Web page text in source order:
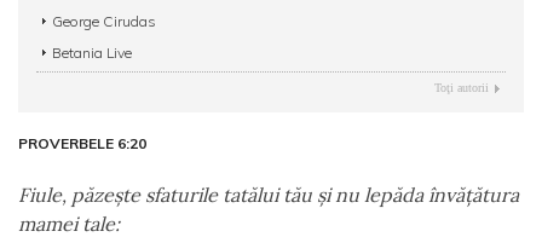
George Cirudas
Betania Live
Toţi autorii
PROVERBELE 6:20
Fiule, păzeşte sfaturile tatălui tău şi nu lepăda învăţătura
mamei tale: